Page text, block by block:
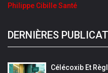
Philippe Cibille Santé
DERNIÈRES
Célécoxib Et